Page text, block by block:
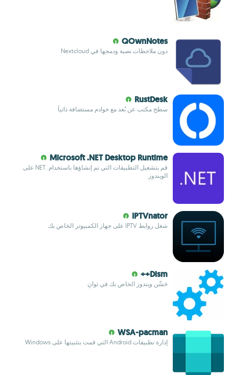
QOwnNotes
دون ملاحظات نصية ودمجها في Nextcloud
RustDesk
سطح مكتب عن بُعد مع خوادم مستضافة ذاتياً
Microsoft .NET Desktop Runtime
قم بتشغيل التطبيقات التي تم إنشاؤها باستخدام .NET على
الويندوز
IPTVnator
شغل روابط IPTV على جهاز الكمبيوتر الخاص بك
Dism++
حَسِّن ويندوز الخاص بك في ثوانٍ
WSA-pacman
إدارة تطبيقات Android التي قمت بتثبيتها على Windows